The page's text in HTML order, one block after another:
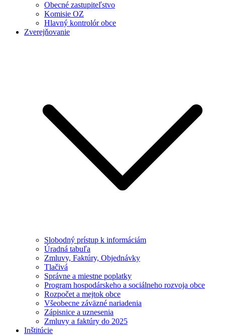
Obecné zastupiteľstvo
Komisie OZ
Hlavný kontrolór obce
Zverejňovanie
Slobodný prístup k informáciám
Úradná tabuľa
Zmluvy, Faktúry, Objednávky
Tlačivá
Správne a miestne poplatky
Program hospodárskeho a sociálneho rozvoja obce
Rozpočet a mejtok obce
Všeobecne záväzné nariadenia
Zápisnice a uznesenia
Zmluvy a faktúry do 2025
Inštitúcie